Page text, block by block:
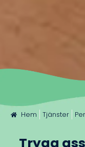
Hem Tjänster
Trygg